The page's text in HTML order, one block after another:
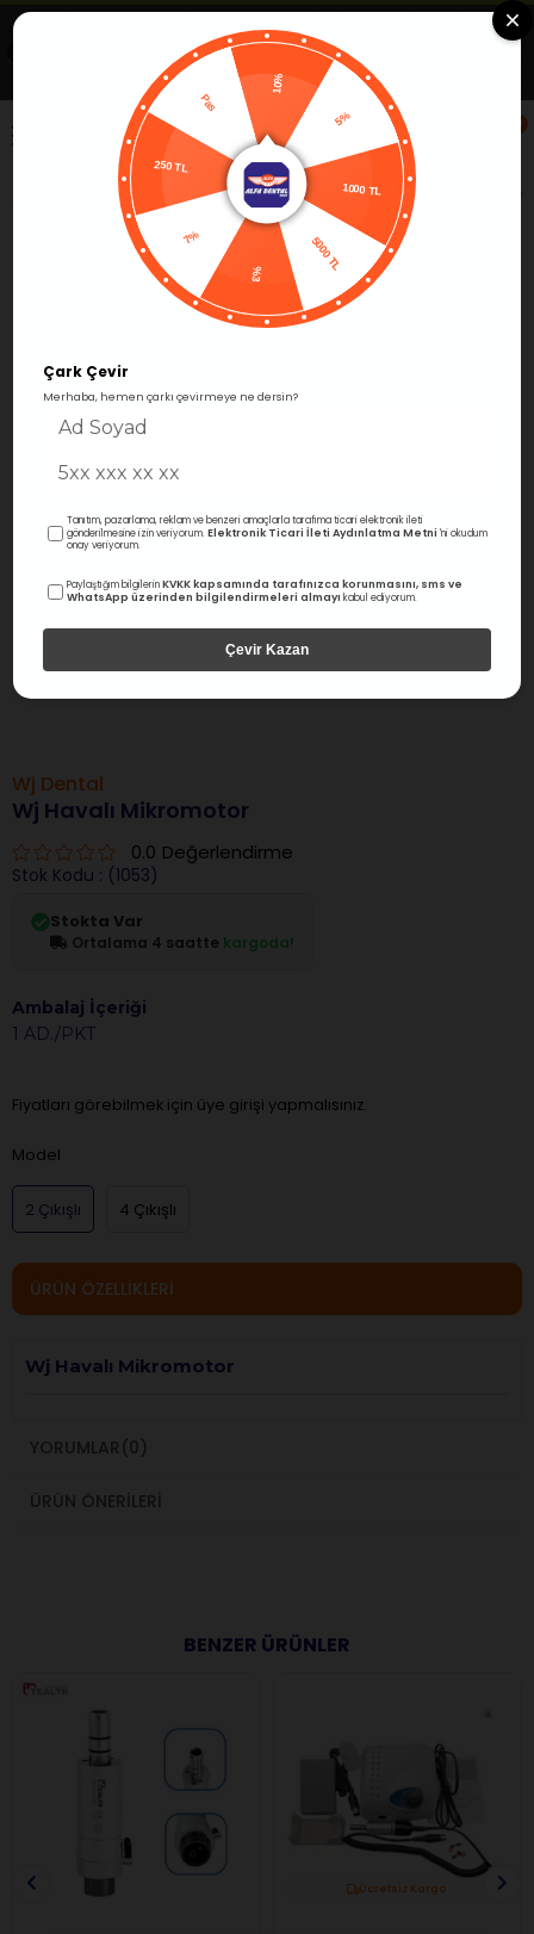
0
Cihazlar Dinamik Aletler Mikromotorlar
Wj Dental
Wj Havalı Mikromotor
0.0 Değerlendirme
Stok Kodu (1053)
Stokta Var
Ortalama 4 saatte kargoda!
Ambalaj İçeriği
1 AD./PKT
Fiyatları görebilmek için üye girişi yapmalısınız.
Model
2 Çıkışlı 4 Çıkışlı
ÜRÜN ÖZELLIKLERI
Wj Havalı Mikromotor
YORUMLAR (0)
ÜRÜN ÖNERILERI
BENZER ÜRÜNLER
Ücretsiz Kargo
Uygulamada Aç
Alfa Group Dental
Ücretsiz -Google Play'de
10%
5%
1000 TL
5000 TL
%3
7%
250 TL
Pas
Çark Çevir
Merhaba, hemen çarkı çevirmeye ne dersin?
Tanıtım, pazarlama, reklam ve benzeri amaçlarla tarafıma ticari elektronik ileti
gönderilmesine izin veriyorum.Elektronik Ticari İleti Aydınlatma Metni 'ni okudum
onay veriyorum.
Paylaştığım bilgilerinKVKK kapsamında tarafınızca korunmasını, sms ve
WhatsApp üzerinden bilgilendirmeleri almayı kabul ediyorum.
Çevir Kazan